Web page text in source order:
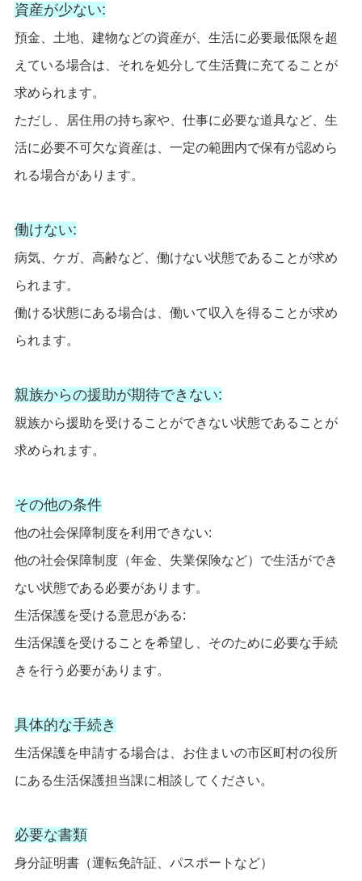
資産が少ない:
預金、土地、建物などの資産が、生活に必要最低限を超
えている場合は、それを処分して生活費に充てることが
求められます。
ただし、居住用の持ち家や、仕事に必要な道具など、生
活に必要不可欠な資産は、一定の範囲内で保有が認めら
れる場合があります。
働けない:
病気、ケガ、高齢など、働けない状態であることが求め
られます。
働ける状態にある場合は、働いて収入を得ることが求め
られます。
親族からの援助が期待できない:
親族から援助を受けることができない状態であることが
求められます。
その他の条件
他の社会保障制度を利用できない:
他の社会保障制度（年金、失業保険など）で生活ができ
ない状態である必要があります。
生活保護を受ける意思がある:
生活保護を受けることを希望し、そのために必要な手続
きを行う必要があります。
具体的な手続き
生活保護を申請する場合は、お住まいの市区町村の役所
にある生活保護担当課に相談してください。
必要な書類
身分証明書（運転免許証、パスポートなど）